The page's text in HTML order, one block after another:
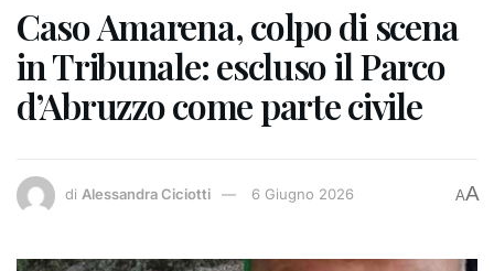
Caso Amarena, colpo di scena
in Tribunale: escluso il Parco
d’Abruzzo come parte civile
di Alessandra Ciciotti 6 Giugno 2026 AA